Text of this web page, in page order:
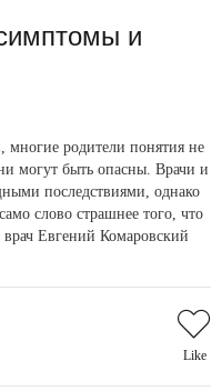
и
многие родители понятия не
могут быть опасны. Врачи и
последствиями, однако
слово страшнее того, что
Евгений Комаровский
Like